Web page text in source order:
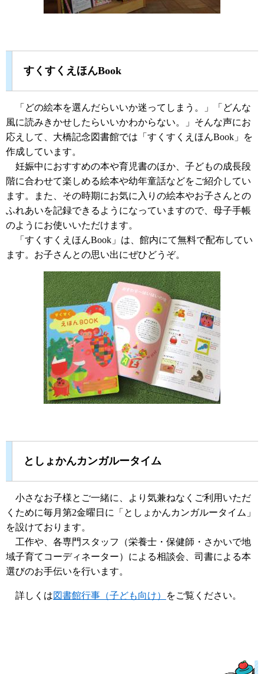
すくすくえほんBook
「どの絵本を選んだらいいか迷ってしまう。」「どんな
風に読みきかせしたらいいかわからない。」そんな声にお
応えして、大橋記念図書館では「すくすくえほんBook」を
作成しています。
妊娠中におすすめの本や育児書のほか、子どもの成長段
階に合わせて楽しめる絵本や幼年童話などをご紹介してい
ます。また、その時期にお気に入りの絵本やお子さんとの
ふれあいを記録できるようになっていますので、母子手帳
のようにお使いいただけます。
「すくすくえほんBook」は、館内にて無料で配布してい
ます。お子さんとの思い出にぜひどうぞ。
としょかんカンガルータイム
小さなお子様とご一緒に、より気兼ねなくご利用いただ
くために毎月第2金曜日に「としょかんカンガルータイム」
を設けております。
工作や、各専門スタッフ（栄養士・保健師・さかいで地
域子育てコーディネーター）による相談会、司書による本
選びのお手伝いを行います。
詳しくは図書館行事（子ども向け） をご覧ください。